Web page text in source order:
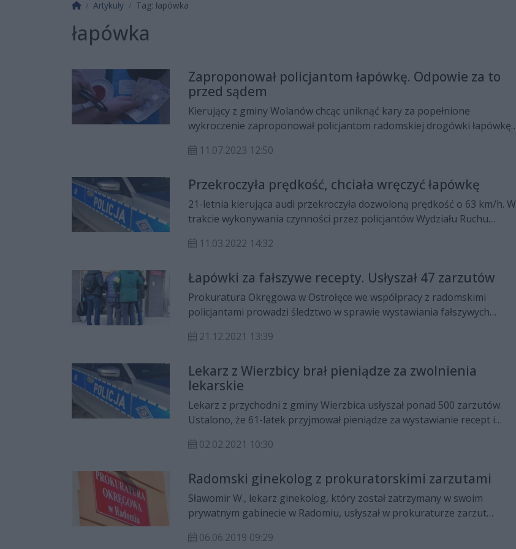
Strona główna
Artykuły Tag: łapówka
łapówka
Zaproponował policjantom łapówkę. Odpowie za to
przed sądem
Kierujący z gminy Wolanów chcąc uniknąć kary za popełnione
wykroczenie zaproponował policjantom radomskiej drogówki łapówkę.
majątkowej przed sądem.
11.07.2023 12:50
Przekroczyła prędkość, chciała wręczyć łapówkę
21-letnia kierująca audi przekroczyła dozwoloną prędkość o 63 km/h. W
trakcie wykonywania czynności przez policjantów Wydziału Ruchu
wręczyć im łapówkę i nakłonić do odstąpienia od czynności służbowych.
11.03.2022 14:32
Łapówki za fałszywe recepty. Usłyszał 47 zarzutów
Prokuratura Okręgowa w Ostrołęce we współpracy z radomskimi
policjantami prowadzi śledztwo w sprawie wystawiania fałszywych
21.12.2021 13:39
Lekarz z Wierzbicy brał pieniądze za zwolnienia
lekarskie
Lekarz z przychodni z gminy Wierzbica usłyszał ponad 500 zarzutów.
Ustalono, że 61-latek przyjmował pieniądze za wystawianie recept i
wręczały mu łapówki za wystawiania zwolnień lekarskich.
02.02.2021 10:30
Radomski ginekolog z prokuratorskimi zarzutami
Sławomir W., lekarz ginekolog, który został zatrzymany w swoim
prywatnym gabinecie w Radomiu, usłyszał w prokuraturze zarzut
poświadczenie nieprawdy w dokumentacji medycznej.
06.06.2019 09:29